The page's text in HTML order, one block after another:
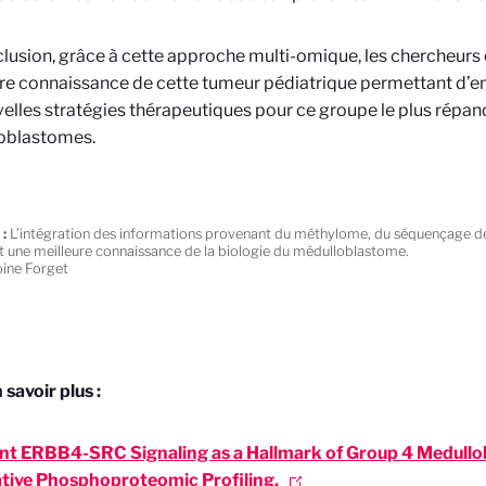
grâce à cette approche multi-omique, les
connaissance de cette tumeur pédiatrique permettant
stratégies thérapeutiques pour ce groupe le plus
L’intégration des informations provenant du méthylome, du séquençage
une meilleure connaissance de la biologie du médulloblastome.
Forget
savoir plus :
ERBB4-SRC Signaling as a Hallmark of Group 4
Phosphoproteomic Profiling.